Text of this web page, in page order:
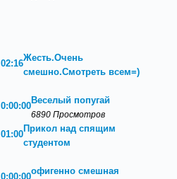
02:16
Жесть.Очень
смешно.Смотреть всем=)
0:00:00
Веселый попугай
6890 Просмотров
01:00
Прикол над спящим
студентом
0:00:00
офигенно смешная